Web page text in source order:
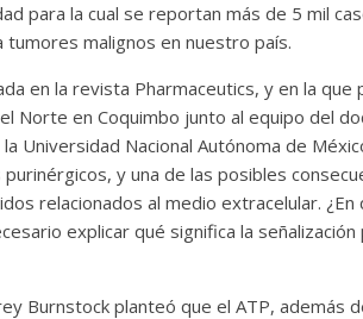
para la cual se reportan más de 5 mil
tumores malignos en nuestro país.
en la revista Pharmaceutics, y en la
Norte en Coquimbo junto al equipo del
Universidad Nacional Autónoma de
y una de las posibles
relacionados al medio extracelular. ¿En
explicar qué significa la señalización
Burnstock planteó que el ATP, además